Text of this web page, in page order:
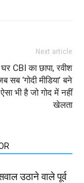
Next article
CBI का छापा, रवीश
सब ‘गोदी मीडिया’ बने
भी है जो गोद में नहीं
खेलता
उठाने वाले पूर्व